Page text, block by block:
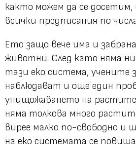
както можем да се досетим,
всички предписания по
Ето защо вече има и
животни. След като няма
тази еко система, учените
наблюдават и още един
унищожаването на
няма толкова много
вирее малко по-свободно и
на еко системата се